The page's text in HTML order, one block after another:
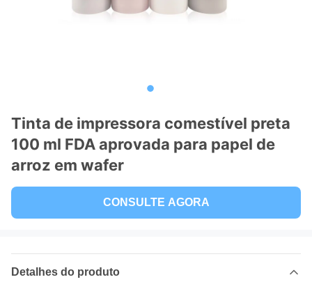
Tinta de impressora comestível preta
100 ml FDA aprovada para papel de
arroz em wafer
CONSULTE AGORA
Detalhes do produto